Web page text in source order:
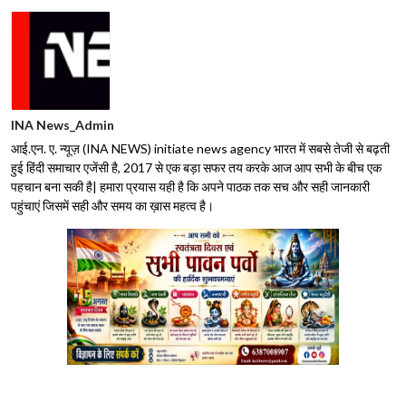
INA News_Admin
आई.एन. ए. न्यूज़ (INA NEWS) initiate news agency भारत में सबसे तेजी से बढ़ती
हुई हिंदी समाचार एजेंसी है, 2017 से एक बड़ा सफर तय करके आज आप सभी के बीच एक
पहचान बना सकी है| हमारा प्रयास यही है कि अपने पाठक तक सच और सही जानकारी
पहुंचाएं जिसमें सही और समय का ख़ास महत्व है।